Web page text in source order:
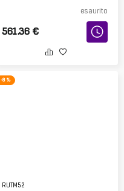
esaurito
561.36 €
-8 %
RUTM52